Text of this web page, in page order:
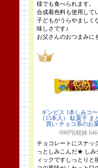
様でも食べられます。
合成着色料も使用して
子どもがうらやましく
味しさです♪
お父さんのおつまみ
ギンビス 1本しみコ
（15本入） 駄菓子 ま
買い チョコ系のお
698円(税抜
チョコレートにスナッ
っとしみこんだ★ しみ
ィックですしっとりと